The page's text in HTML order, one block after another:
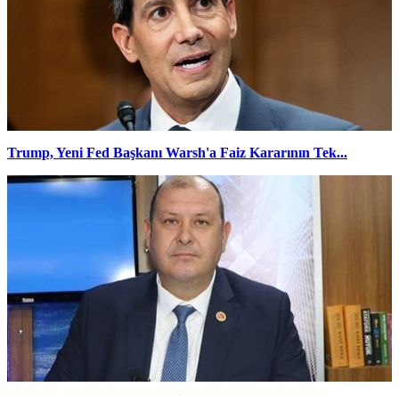
Trump, Yeni Fed Başkanı Warsh'a Faiz Kararının Tek...